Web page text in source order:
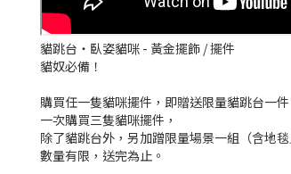
貓跳台・臥姿貓咪 - 黃金擺飾 / 擺件
貓奴必備！
購買任一隻貓咪擺件，即贈送限量貓跳台一件
一次購買三隻貓咪擺件，
除了貓跳台外，另加蹭限量場景一組（含地毯
數量有限，送完為止。